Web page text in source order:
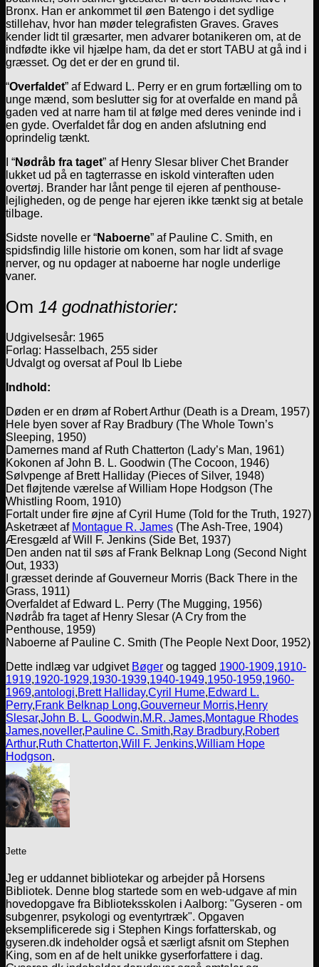
Bronx. Han er ankommet til øen Batengo i det sydlige
stillehav, hvor han møder telegrafisten Graves. Graves
kender lidt til græsarter, men advarer botanikeren om, at de
indfødte ikke vil hjælpe ham, da det er stort TABU at gå ind i
græsset. Og det er der en grund til.
“Overfaldet” af Edward L. Perry er en grum fortælling om to
unge mænd, som beslutter sig for at overfalde en mand på
gaden ved at narre ham til at følge med deres veninde ind i
en gyde. Overfaldet får dog en anden afslutning end
oprindelig tænkt.
I “Nødråb fra taget” af Henry Slesar bliver Chet Brander
lukket ud på en tagterrasse en iskold vinteraften uden
overtøj. Brander har lånt penge til ejeren af penthouse-
lejligheden, og de penge har ejeren ikke tænkt sig at betale
tilbage.
Sidste novelle er “Naboerne” af Pauline C. Smith, en
spidsfindig lille historie om konen, som har lidt af svage
nerver, og nu opdager at naboerne har nogle underlige
vaner.
Om 14 godnathistorier:
Udgivelsesår: 1965
Forlag: Hasselbach, 255 sider
Udvalgt og oversat af Poul Ib Liebe
Indhold:
Døden er en drøm af Robert Arthur (Death is a Dream, 1957)
Hele byen sover af Ray Bradbury (The Whole Town’s
Sleeping, 1950)
Damernes mand af Ruth Chatterton (Lady’s Man, 1961)
Kokonen af John B. L. Goodwin (The Cocoon, 1946)
Sølvpenge af Brett Halliday (Pieces of Silver, 1948)
Det fløjtende værelse af William Hope Hodgson (The
Whistling Room, 1910)
Fortalt under fire øjne af Cyril Hume (Told for the Truth, 1927)
Asketræet af Montague R. James (The Ash-Tree, 1904)
Æresgæld af Will F. Jenkins (Side Bet, 1937)
Den anden nat til søs af Frank Belknap Long (Second Night
Out, 1933)
I græsset derinde af Gouverneur Morris (Back There in the
Grass, 1911)
Overfaldet af Edward L. Perry (The Mugging, 1956)
Nødråb fra taget af Henry Slesar (A Cry from the
Penthouse, 1959)
Naboerne af Pauline C. Smith (The People Next Door, 1952)
Dette indlæg var udgivet Bøger og tagged 1900-1909,1910-
1919,1920-1929,1930-1939,1940-1949,1950-1959,1960-
1969,antologi,Brett Halliday,Cyril Hume,Edward L.
Perry,Frank Belknap Long,Gouverneur Morris,Henry
Slesar,John B. L. Goodwin,M.R. James,Montague Rhodes
James,noveller,Pauline C. Smith,Ray Bradbury,Robert
Arthur,Ruth Chatterton,Will F. Jenkins,William Hope
Hodgson.
Jette
Jeg er uddannet bibliotekar og arbejder på Horsens
Bibliotek. Denne blog startede som en web-udgave af min
hovedopgave fra Biblioteksskolen i Aalborg: "Gyseren - om
subgenrer, psykologi og eventyrtræk". Opgaven
eksemplificerede sig i Stephen Kings forfatterskab, og
gyseren.dk indeholder også et særligt afsnit om Stephen
King, som en af de helt unikke gyserforfattere i dag.